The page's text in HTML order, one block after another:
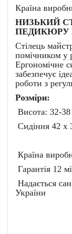
Країна
НИЗЬКИЙ
ПЕДИКЮРУ
Стілець
помічником у
Ергономічне
забезпечує
роботи з
Розміри:
Висота: 32-
Сидіння 42 х
Країна
Гарантія 12
Надається
України